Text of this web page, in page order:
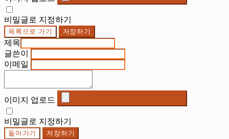
비밀글로 지정하기
목록으로 가기 저장하기
제목
글쓴이
이메일
이미지 업로드
비밀글로 지정하기
돌아가기 저장하기